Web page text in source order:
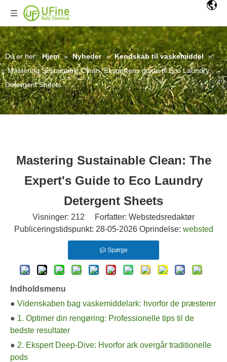
Du er her: Hjem » Nyheder » Kendskab til vaskemiddel
»
Mastering Sustainable Clean: Ekspertens guide til Eco Laundry
Detergent Sheets
Mastering Sustainable Clean: The
Expert's Guide to Eco Laundry
Detergent Sheets
Visninger: 212 Forfatter: Webstedsredaktør
Publiceringstidspunkt: 28-05-2026 Oprindelse: websted
Spørge
Indholdsmenu
● Videnskaben bag vaskemiddelark: hvorfor de præsterer
● 1. Optimer din rengøring: Professionelle tips til de
bedste resultater
● 2. Ekspert Deep-Dive: Hvorfor ark overgår traditionelle
pods